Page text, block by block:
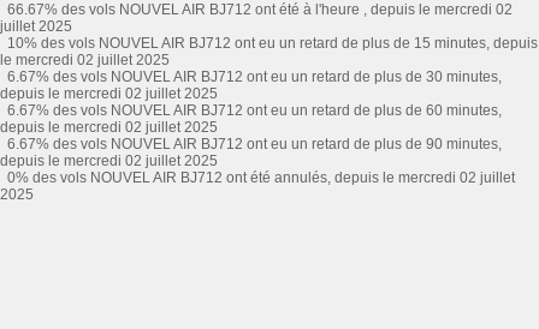
66.67% des vols NOUVEL AIR BJ712 ont été à l'heure , depuis le mercredi 02
juillet 2025
10% des vols NOUVEL AIR BJ712 ont eu un retard de plus de 15 minutes, depuis
le mercredi 02 juillet 2025
6.67% des vols NOUVEL AIR BJ712 ont eu un retard de plus de 30 minutes,
depuis le mercredi 02 juillet 2025
6.67% des vols NOUVEL AIR BJ712 ont eu un retard de plus de 60 minutes,
depuis le mercredi 02 juillet 2025
6.67% des vols NOUVEL AIR BJ712 ont eu un retard de plus de 90 minutes,
depuis le mercredi 02 juillet 2025
0% des vols NOUVEL AIR BJ712 ont été annulés, depuis le mercredi 02 juillet
2025